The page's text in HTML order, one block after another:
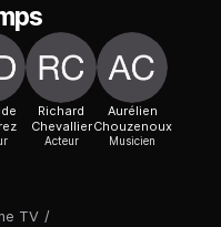
TV /
Richard
Chevallier
Acteur
Aurélien
Chouzenoux
Musicien